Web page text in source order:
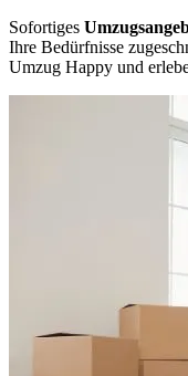
Sofortiges
Ihre Bedürfnisse
Umzug Happy und